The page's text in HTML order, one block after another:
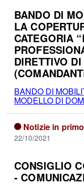
BANDO DI
LA
CATEGORIA
DIRETTIVO
BANDO DI
MODELLO DI
Notizie in
22/10/2021
CONSIGLIO
-